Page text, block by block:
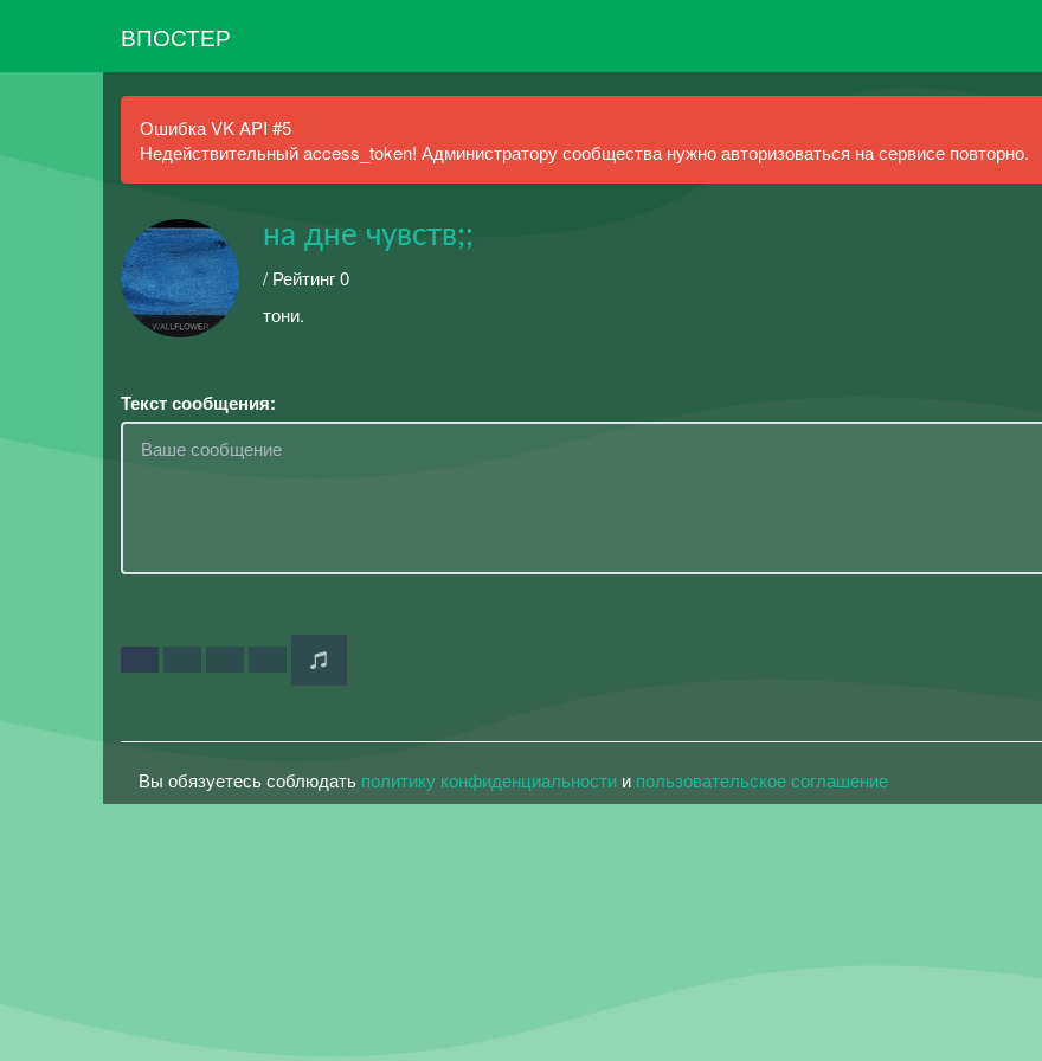
ВПОСТЕР
Ошибка VK API #5
Недействительный access_token! Администратору сообщества нужно авторизоваться на сервисе повторно.
на дне чувств;;
/ Рейтинг 0
тони.
Текст сообщения:
Вы обязуетесь соблюдать политику конфиденциальности и пользовательское соглашение